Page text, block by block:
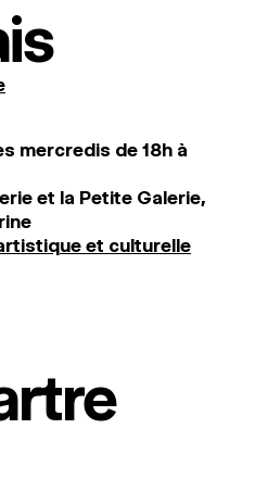
mercredis de 18h à
et la Petite Galerie,
et culturelle